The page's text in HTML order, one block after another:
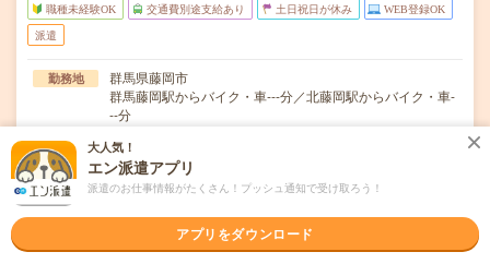
職種未経験OK 交通費別途支給あり 土日祝日が休み WEB登録OK
派遣
勤務地
群馬県藤岡市
群馬藤岡駅からバイク・車---分／北藤岡駅からバイク・車-
--分
曜日頻度
週0日～/月1日～OK！（月～日のあいだ）★「火曜と木曜
の午後だけ」など色々な働き方ができます！★お仕事ゼロ
の週があっても大丈夫。働きたい日、お休みの希望はお気
＜1日3時間～OK！＞▼ 例えば… ▼15:00～18:0015:00～
22:0017:00～22:…
大人気！
エン派遣アプリ
派遣のお仕事情報がたくさん！プッシュ通知で受け取ろう！
アプリをダウンロード